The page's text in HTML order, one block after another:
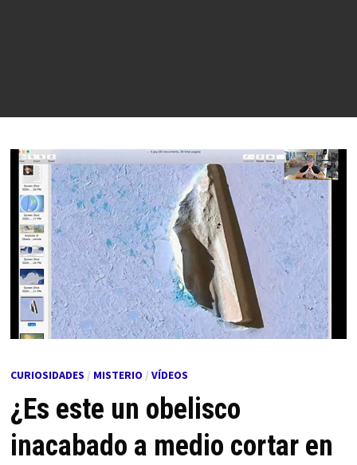
CURIOSIDADES / MISTERIO / VÍDEOS
¿Es este un obelisco
inacabado a medio cortar en